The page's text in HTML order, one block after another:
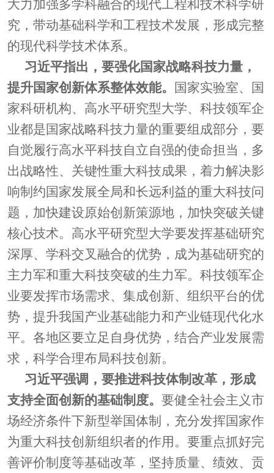
大力加强多学科融合的现代工程和技术科学研
究，带动基础科学和工程技术发展，形成完整
的现代科学技术体系。
习近平指出，要强化国家战略科技力量，
提升国家创新体系整体效能。
国家实验室、国
家科研机构、高水平研究型大学、科技领军企
业都是国家战略科技力量的重要组成部分，要
自觉履行高水平科技自立自强的使命担当，多
出战略性、关键性重大科技成果，着力解决影
响制约国家发展全局和长远利益的重大科技问
题，加快建设原始创新策源地，加快突破关键
核心技术。高水平研究型大学要发挥基础研究
深厚、学科交叉融合的优势，成为基础研究的
主力军和重大科技突破的生力军。科技领军企
业要发挥市场需求、集成创新、组织平台的优
势，提升我国产业基础能力和产业链现代化水
平。各地区要立足自身优势，结合产业发展需
求，科学合理布局科技创新。
习近平强调，要推进科技体制改革，形成
支持全面创新的基础制度。要健全社会主义市
场经济条件下新型举国体制，充分发挥国家作
为重大科技创新组织者的作用。要重点抓好完
善评价制度等基础改革，坚持质量、绩效、贡